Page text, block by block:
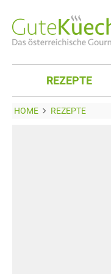
REZEPTE
HOME REZEPTE